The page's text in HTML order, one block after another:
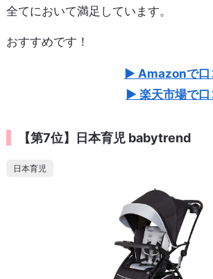
全てにおいて満足しています。
おすすめです！
Amazonで口
楽天市場で
【第7位】日本育児 babytrend
日本育児